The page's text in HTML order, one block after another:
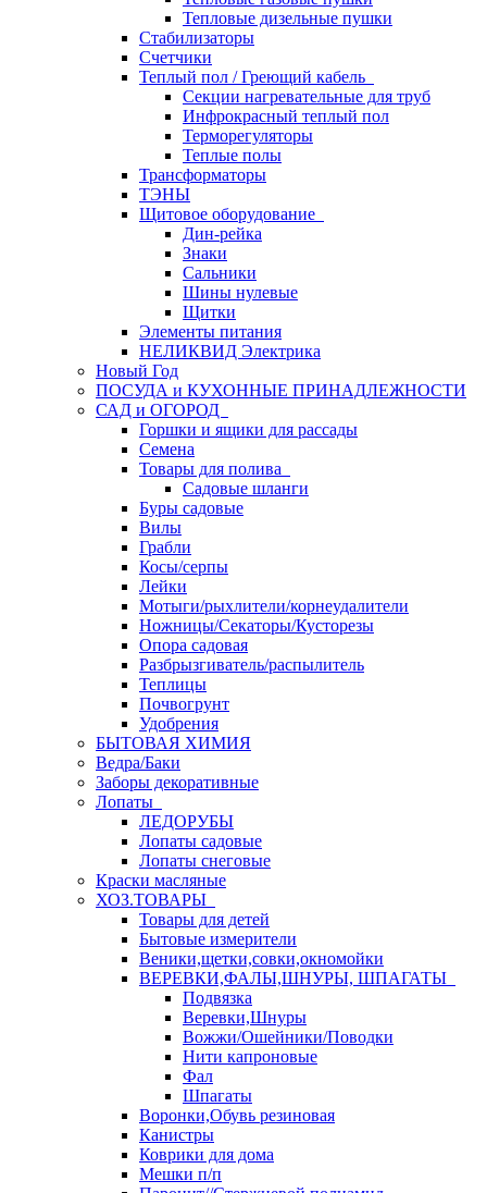
Тепловые дизельные пушки
Стабилизаторы
Счетчики
Теплый пол / Греющий кабель
Секции нагревательные для труб
Инфрокрасный теплый пол
Терморегуляторы
Теплые полы
Трансформаторы
ТЭНЫ
Щитовое оборудование
Дин-рейка
Знаки
Сальники
Шины нулевые
Щитки
Элементы питания
НЕЛИКВИД Электрика
Новый Год
ПОСУДА и КУХОННЫЕ ПРИНАДЛЕЖНОСТИ
САД и ОГОРОД
Горшки и ящики для рассады
Семена
Товары для полива
Садовые шланги
Буры садовые
Вилы
Грабли
Косы/серпы
Лейки
Мотыги/рыхлители/корнеудалители
Ножницы/Секаторы/Кусторезы
Опора садовая
Разбрызгиватель/распылитель
Теплицы
Почвогрунт
Удобрения
БЫТОВАЯ ХИМИЯ
Ведра/Баки
Заборы декоративные
Лопаты
ЛЕДОРУБЫ
Лопаты садовые
Лопаты снеговые
Краски масляные
ХОЗ.ТОВАРЫ
Товары для детей
Бытовые измерители
Веники,щетки,совки,окномойки
ВЕРЕВКИ,ФАЛЫ,ШНУРЫ, ШПАГАТЫ
Подвязка
Веревки,Шнуры
Вожжи/Ошейники/Поводки
Нити капроновые
Фал
Шпагаты
Воронки,Обувь резиновая
Канистры
Коврики для дома
Мешки п/п